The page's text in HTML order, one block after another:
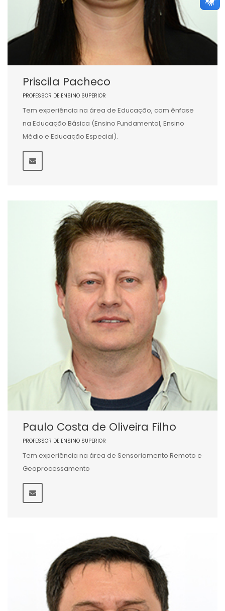
Priscila Pacheco
PROFESSOR DE ENSINO SUPERIOR
Tem experiência na área de Educação, com ênfase
na Educação Básica (Ensino Fundamental, Ensino
Médio e Educação Especial).
Paulo Costa de Oliveira Filho
PROFESSOR DE ENSINO SUPERIOR
Tem experiência na área de Sensoriamento Remoto e
Geoprocessamento